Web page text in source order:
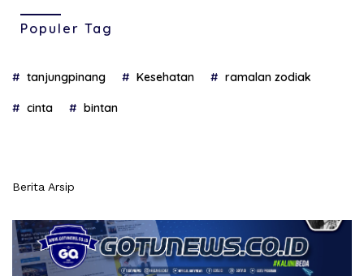
Populer Tag
tanjungpinang Kesehatan ramalan zodiak
cinta bintan
Berita Arsip